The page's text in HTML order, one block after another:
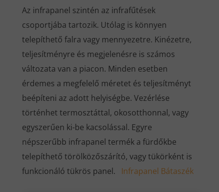
Az infrapanel szintén az infrafűtések
csoportjába tartozik. Utólag is könnyen
telepíthető falra vagy mennyezetre. Kinézetre,
teljesítményre és megjelenésre is számos
változata van a piacon. Minden esetben
érdemes a megfelelő méretet és teljesítményt
beépíteni az adott helyiségbe. Vezérlése
történhet termosztáttal, okosotthonnal, vagy
egyszerűen ki-be kacsolással. Egyre
népszerűbb infrapanel termék a fürdőkbe
telepíthető törölközőszárító, vagy tükörként is
funkcionáló tükrös panel. Infrapanel Bátaszék